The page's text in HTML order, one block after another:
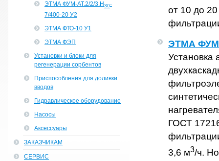
от 10 до
ЭТМА
Установка
ГОСТ
3,6 м3/ч.
ЭТМА ФУМ-АТ.2/2/3.Н30-
7/400-20 У2
ЭТМА ФТО-10 У1
ЭТМА ФЭП
Установки и блоки для
регенерации сорбентов
Приспособления для доливки
вводов
Гидравлическое оборудование
Насосы
Аксессуары
ЗАКАЗЧИКАМ
СЕРВИС